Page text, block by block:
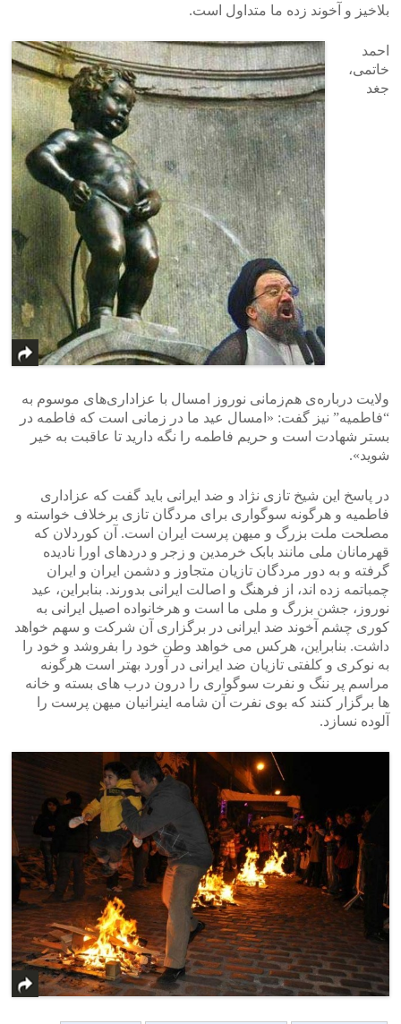
بلاخیز و آخوند زده ما متداول است.
احمد
خاتمی،
جغد
ولایت درباره‌ی هم‌زمانی نوروز امسال با عزاداری‌های موسوم به
“فاطمیه” نیز گفت: «امسال عید ما در زمانی است که فاطمه در
بستر شهادت است و حریم فاطمه را نگه دارید تا عاقبت به خیر
شوید».
در پاسخ این شیخ تازی نژاد و ضد ایرانی باید گفت که عزاداری
فاطمیه و هرگونه سوگواری برای مردگان تازی برخلاف خواسته و
مصلحت ملت بزرگ و میهن پرست ایران است. آن کوردلان که
قهرمانان ملی مانند بابک خرمدین و زجر و دردهای اورا نادیده
گرفته و به دور مردگان تازیان متجاوز و دشمن ایران و ایران
چمباتمه زده اند، از فرهنگ و اصالت ایرانی بدورند. بنابراین، عید
نوروز، جشن بزرگ و ملی ما است و هرخانواده اصیل ایرانی به
کوری چشم آخوند ضد ایرانی در برگزاری آن شرکت و سهم خواهد
داشت. بنابراین، هرکس می خواهد وطن خود را بفروشد و خود را
به نوکری و کلفتی تازیان ضد ایرانی در آورد بهتر است هرگونه
مراسم پر ننگ و نفرت سوگواری را درون درب های بسته و خانه
ها برگزار کنند که بوی نفرت آن شامه اینرانیان میهن پرست را
آلوده نسازد.